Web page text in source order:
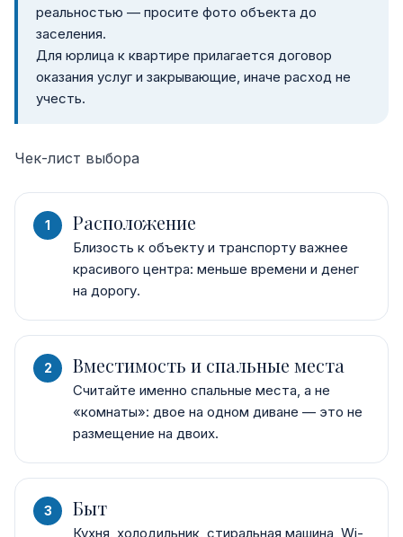
реальностью — просите фото объекта до
заселения.
Для юрлица к квартире прилагается договор
оказания услуг и закрывающие, иначе расход не
учесть.
Чек-лист выбора
Расположение
Близость к объекту и транспорту важнее
красивого центра: меньше времени и денег
на дорогу.
Вместимость и спальные места
Считайте именно спальные места, а не
«комнаты»: двое на одном диване — это не
размещение на двоих.
Быт
Кухня, холодильник, стиральная машина, Wi-